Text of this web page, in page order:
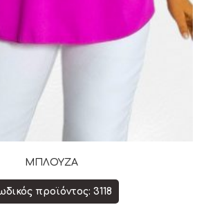
ΜΠΛΟΥΖΑ
προϊόντος: 3118